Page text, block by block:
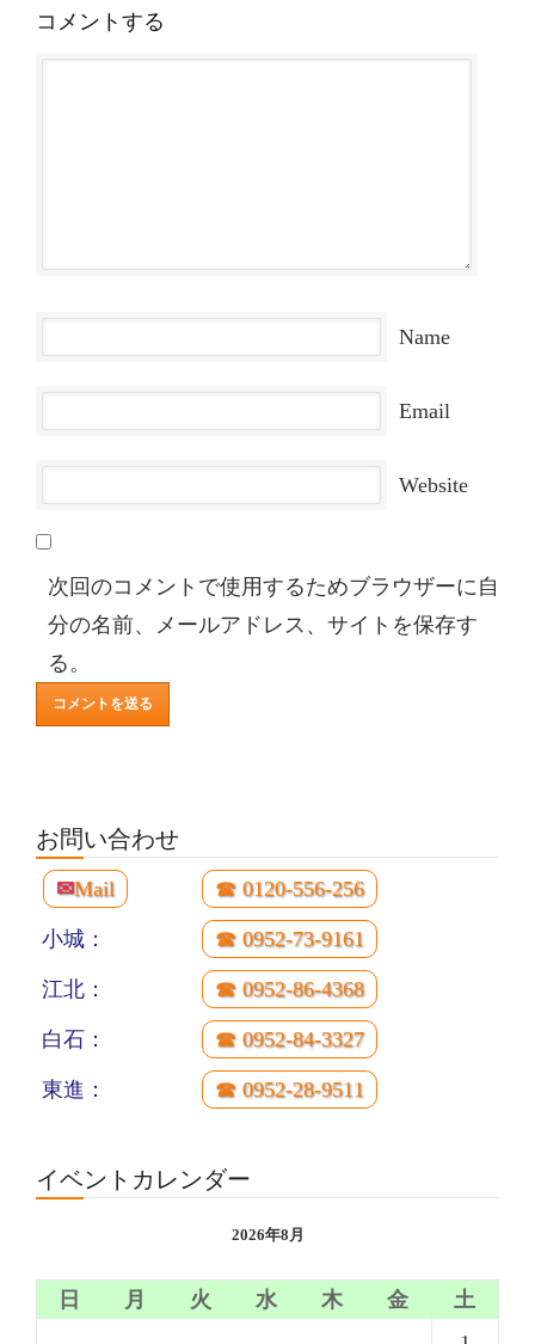
コメントする
Name
Email
Website
次回のコメントで使用するためブラウザーに自
分の名前、メールアドレス、サイトを保存す
る。
お問い合わせ
✉Mail ☎ 0120-556-256
小城： ☎ 0952-73-9161
江北： ☎ 0952-86-4368
白石： ☎ 0952-84-3327
東進： ☎ 0952-28-9511
イベントカレンダー
2026年8月
日 月 火 水 木 金
土